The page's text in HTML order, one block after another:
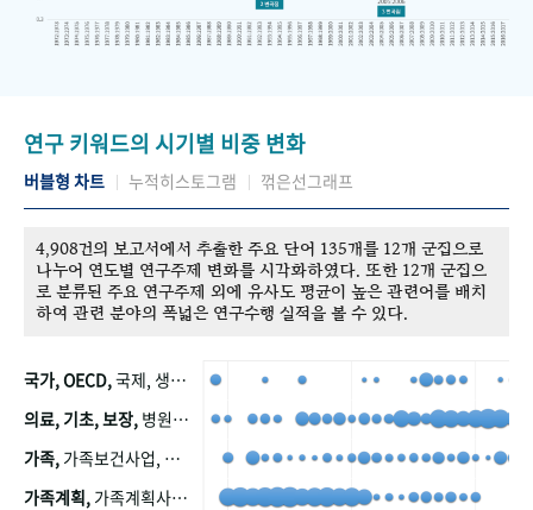
연구 키워드의 시기별 비중 변화
버블형 차트 누적히스토그램 꺾은선그래프
4,908건의 보고서에서 추출한 주요 단어 135개를 12개 군집으로
나누어 연도별 연구주제 변화를 시각화하였다. 또한 12개 군집으
로 분류된 주요 연구주제 외에 유사도 평균이 높은 관련어를 배치
하여 관련 분야의 폭넓은 연구수행 실적을 볼 수 있다.
국가, OECD,국제, 생산, 아시아, 태평양, 태평양지역, 참가
의료, 기초, 보장, 병원, 가정, 연금, 연계, 공적, 일본, 생활, 국민기초생활보장제도, 국민연금, 기금, 저소득층, 근로, 자활, 급여, 환자, 의료비, 모니터링, 한국복지패널, 소득, 지표, 빈곤, 노후, 장애인
가족, 가족보건사업, 산업, 친화, 전국, 출산력
가족계획, 가족계획사업, 가족계획사업평가, 한국가족계획사업, 피임, 보급, 부인, 자궁, 피임약